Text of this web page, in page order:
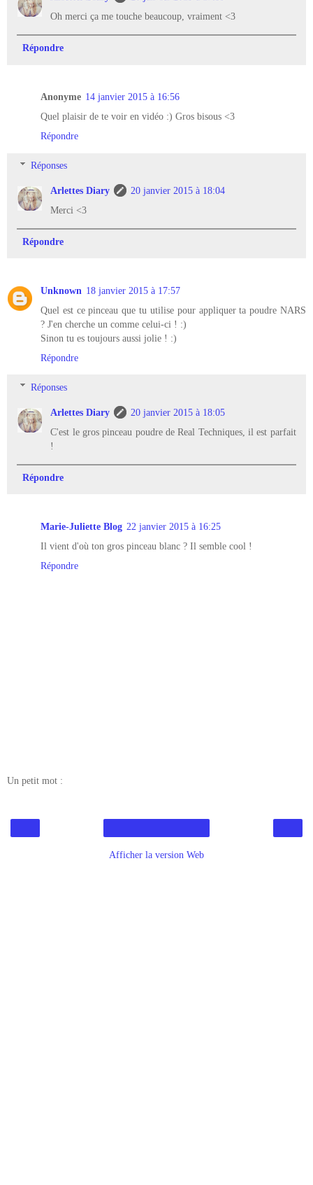
Oh merci ça me touche beaucoup, vraiment <3
Répondre
Anonyme 14 janvier 2015 à 16:56
Quel plaisir de te voir en vidéo :) Gros bisous <3
Répondre
Réponses
Arlettes Diary
20 janvier 2015 à 18:04
Merci <3
Répondre
Unknown 18 janvier 2015 à 17:57
Quel est ce pinceau que tu utilise pour appliquer ta poudre NARS
? J'en cherche un comme celui-ci ! :)
Sinon tu es toujours aussi jolie ! :)
Répondre
Réponses
Arlettes Diary
20 janvier 2015 à 18:05
C'est le gros pinceau poudre de Real Techniques, il est parfait
!
Répondre
Marie-Juliette Blog 22 janvier 2015 à 16:25
Il vient d'où ton gros pinceau blanc ? Il semble cool !
Répondre
Un petit mot :
Afficher la version Web